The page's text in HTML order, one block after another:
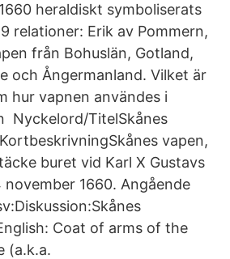
heraldiskt symboliserats
relationer: Erik av Pommern,
från Bohuslän, Gotland,
och Ångermanland. Vilket är
hur vapnen användes i
Nyckelord/TitelSkånes
vapen,
buret vid Karl X Gustavs
1660. Angående
Coat of arms of the
(a.k.a.